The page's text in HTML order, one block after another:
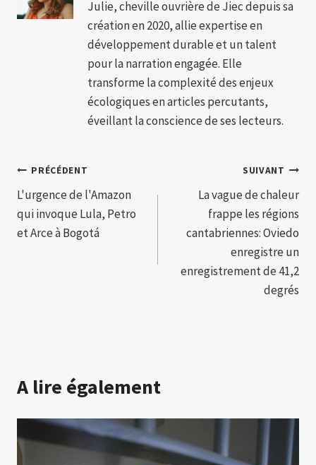
Julie, cheville ouvrière de Jiec depuis sa
création en 2020, allie expertise en
développement durable et un talent
pour la narration engagée. Elle
transforme la complexité des enjeux
écologiques en articles percutants,
éveillant la conscience de ses lecteurs.
Navigation
de
l’article
PRÉCÉDENT
L'urgence de l'Amazon
qui invoque Lula, Petro
et Arce à Bogotá
SUIVANT
La vague de chaleur
frappe les régions
cantabriennes: Oviedo
enregistre un
enregistrement de 41,2
degrés
A lire également